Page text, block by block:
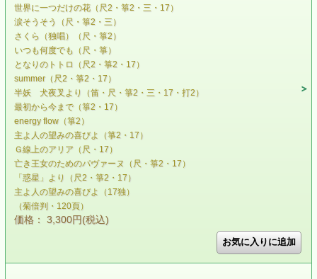
世界に一つだけの花（尺2・箏2・三・17）
涙そうそう（尺・箏2・三）
さくら（独唱）（尺・箏2）
いつも何度でも（尺・箏）
となりのトトロ（尺2・箏2・17）
summer（尺2・箏2・17）
半妖 犬夜叉より（笛・尺・箏2・三・17・打2）
最初から今まで（箏2・17）
energy flow（箏2）
主よ人の望みの喜びよ（箏2・17）
Ｇ線上のアリア（尺・17）
亡き王女のためのパヴァーヌ（尺・箏2・17）
「惑星」より（尺2・箏2・17）
主よ人の望みの喜びよ（17独）
（菊倍判・120頁）
価格： 3,300円(税込)